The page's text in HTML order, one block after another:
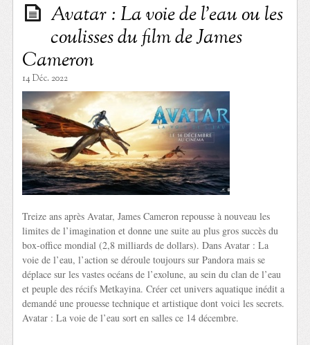
Avatar : La voie de l’eau ou les
coulisses du film de James
Cameron
14 Déc. 2022
Treize ans après Avatar, James Cameron repousse à nouveau les
limites de l’imagination et donne une suite au plus gros succès du
box-office mondial (2,8 milliards de dollars). Dans Avatar : La
voie de l’eau, l’action se déroule toujours sur Pandora mais se
déplace sur les vastes océans de l’exolune, au sein du clan de l’eau
et peuple des récifs Metkayina. Créer cet univers aquatique inédit a
demandé une prouesse technique et artistique dont voici les secrets.
Avatar : La voie de l’eau sort en salles ce 14 décembre.